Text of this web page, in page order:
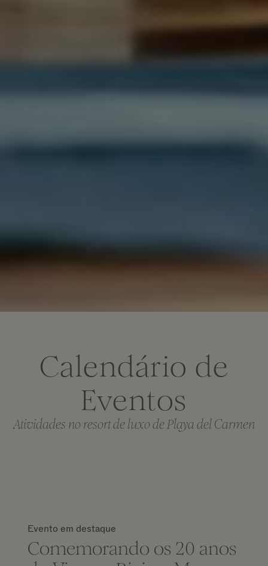
Calendário de
Eventos
Atividades no resort de luxo de Playa del Carmen
Evento em destaque
Comemorando os 20 anos